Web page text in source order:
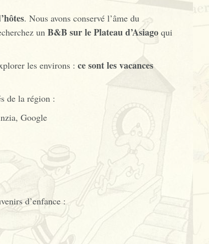
. Nous avons conservé l’âme du
un B&B sur le Plateau d’Asiago qui
les environs : ce sont les vacances
de la région :
Google
d’enfance :